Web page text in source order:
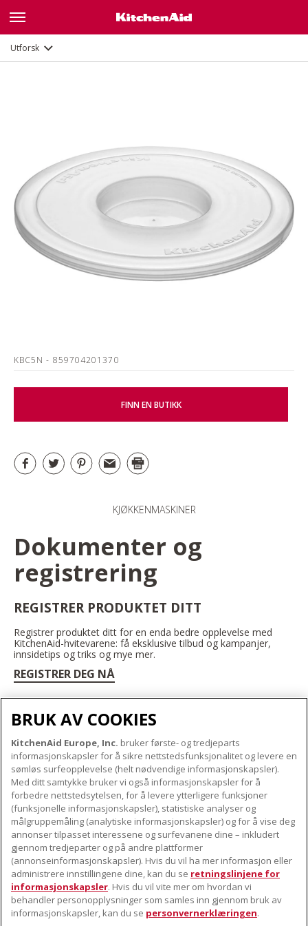
Utforsk
KBC5N- 859704201370
FINN EN BUTIKK
KJØKKENMASKINER
Dokumenter og
registrering
REGISTRER PRODUKTET DITT
Registrer produktet ditt for en enda bedre opplevelse med
KitchenAid-hvitevarene: få eksklusive tilbud og kampanjer,
innsidetips og triks og mye mer.
REGISTRER DEG NÅ
OM KITCHENAID
Merkets kjerne
Merkehistorie
ODR
VÅRE PRODUKTER
Små apparater
Produkttilbehør
KUNDESERVICE
Finn et servicesenter nær deg
Garanti og dokumenter
Kontaktinformasjon
FØLG OSS
BRUK AV COOKIES
KitchenAid Europe, Inc. bruker første- og tredjeparts
informasjonskapsler for å sikre nettstedsfunksjonalitet og levere en
sømløs surfeopplevelse (helt nødvendige informasjonskapsler).
Med ditt samtykke bruker vi også informasjonskapsler for å
forbedre nettstedsytelsen, for å levere ytterligere funksjoner
(funksjonelle informasjonskapsler), statistiske analyser og
målgruppemåling (analytiske informasjonskapsler) og for å vise deg
annonser tilpasset interessene og surfevanene dine – inkludert
gjennom tredjeparter og på andre plattformer
(annonseinformasjonskapsler). Hvis du vil ha mer informasjon eller
administrere innstillingene dine, kan du se retningslinjene for
informasjonskapsler. Hvis du vil vite mer om hvordan vi
behandler personopplysninger som samles inn gjennom bruk av
informasjonskapsler, kan du se personvernerklæringen.